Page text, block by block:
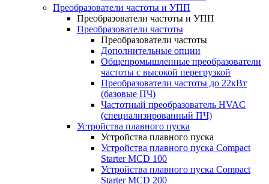
Преобразователи частоты и УПП
Преобразователи частоты и УПП
Преобразователи частоты
Преобразователи частоты
Дополнительные опции
Общепромышленные преобразователи
частоты с высокой перегрузкой
Преобразователи частоты до 22кВт
(базовые ПЧ)
Частотный преобразователь HVAC
(специализированный ПЧ)
Устройства плавного пуска
Устройства плавного пуска
Устройства плавного пуска Compact
Starter MCD 100
Устройства плавного пуска Compact
Starter MCD 200